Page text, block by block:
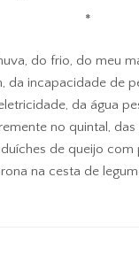
*
do frio, do meu
da incapacidade de
da água
no quintal,
de queijo com
na cesta de